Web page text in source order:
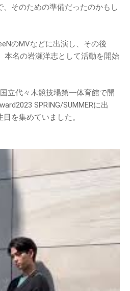
そのための準備だったのかもし
のMVなどに出演し、その後
本名の岩瀬洋志として活動を開始
立代々木競技場第一体育館で開
SPRING/SUMMERに出
を集めていました。